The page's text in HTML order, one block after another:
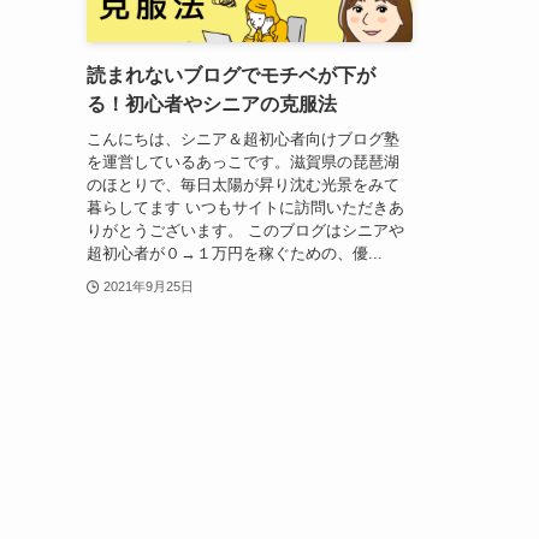
読まれないブログでモチベが下が
る！初心者やシニアの克服法
こんにちは、シニア＆超初心者向けブログ塾
を運営しているあっこです。滋賀県の琵琶湖
のほとりで、毎日太陽が昇り沈む光景をみて
暮らしてます いつもサイトに訪問いただきあ
りがとうございます。 このブログはシニアや
超初心者が０→１万円を稼ぐための、優...
2021年9月25日